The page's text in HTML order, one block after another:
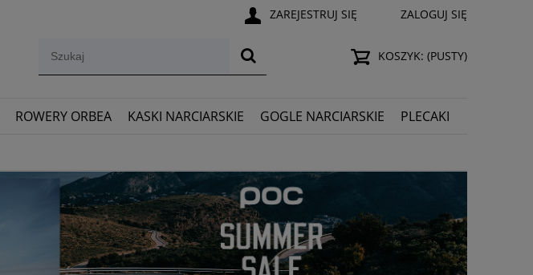
ZAREJESTRUJ SIĘ ZALOGUJ SIĘ
KOSZYK: (PUSTY)
ROWERY ORBEA KASKI NARCIARSKIE GOGLE NARCIARSKIE
PLECAKI